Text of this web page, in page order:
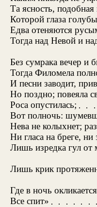
Та ясность,
Которой глаза
Едва отеняются
Тогда над Невой и
Без сумрака вечер и
Тогда Филомела
И песни заводит,
Но поздно; повеяла
Роса опустилась;
Вот полночь:
Нева не колыхнет;
Ни гласа на бреге, ни
Лишь изредка гул от
Лишь крик
Где в ночь
Все спит»